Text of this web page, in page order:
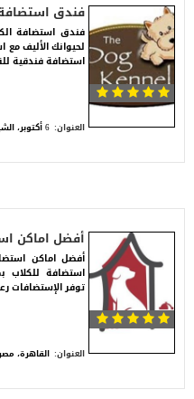
فندق استضافة
استضافة فندقية
العنوان: 6 أكتوبر، الشيخ زايد
أفضل اماكن
أفضل اماكن
استضافة للكلاب
توفر الإستضافات
العنوان: القاهرة،